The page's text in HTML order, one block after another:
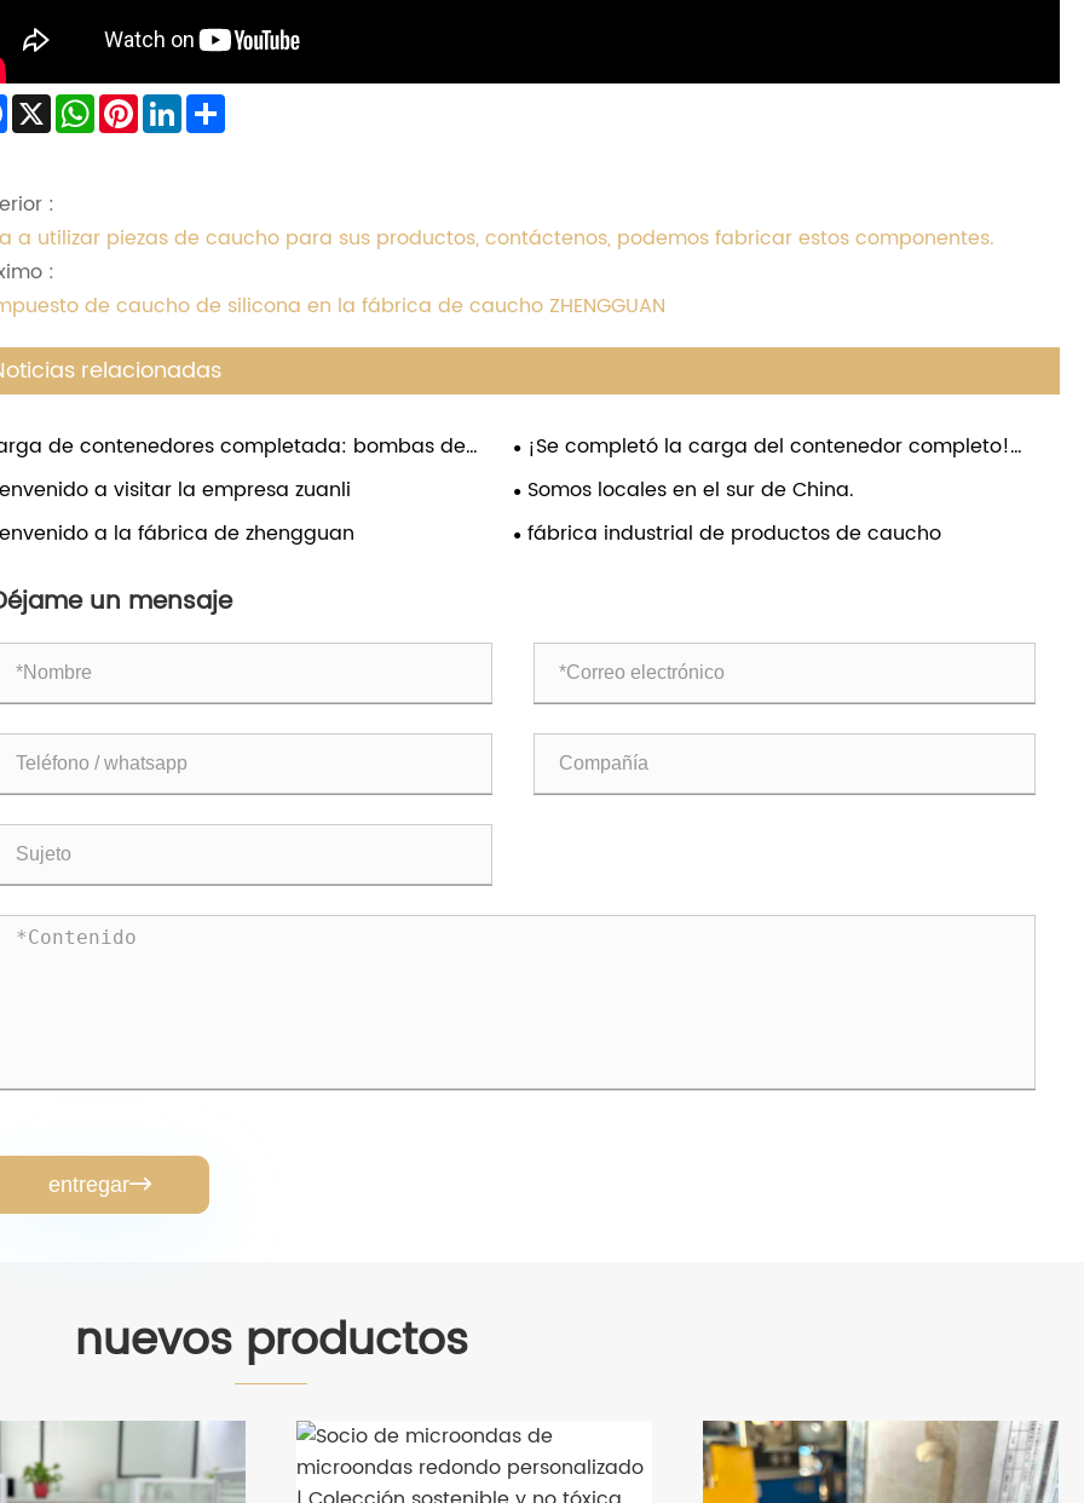
Facebook
X WhatsApp
PinterestLinkedIn
:
a utilizar piezas de caucho para sus productos, contáctenos, podemos fabricar estos componentes.
:
de caucho de silicona en la fábrica de caucho ZHENGGUAN
relacionadas
de contenedores completada: bombas de
de ósmosis inversa de alto rendimiento listas
¡Se completó la carga del contenedor completo!
Bombas de refuerzo de agua Zuanli RO listas para
a visitar la empresa zuanli
Somos locales en el sur de China.
a la fábrica de zhengguan
fábrica industrial de productos de caucho
un mensaje
entregar
nuevos productos